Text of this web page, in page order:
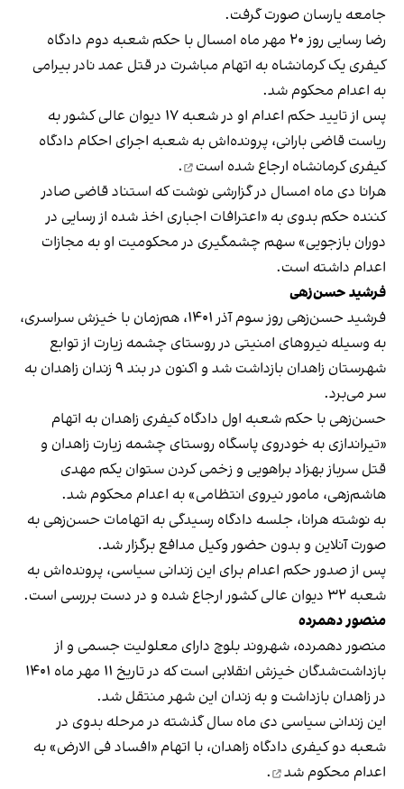
جامعه یارسان صورت گرفت.
رضا رسایی روز ۲۰ مهر ماه امسال با حکم شعبه دوم دادگاه
کیفری یک کرمانشاه به اتهام مباشرت در قتل عمد نادر بیرامی
به اعدام محکوم شد.
پس از تایید حکم اعدام او در شعبه ۱۷ دیوان عالی کشور به
ریاست قاضی بارانی، پرونده‌اش به شعبه اجرای احکام دادگاه
کیفری کرمانشاه ارجاع شده است
.
هرانا دی‌ ماه امسال در گزارشی نوشتکه استناد قاضی صادر
کننده حکم بدوی به «اعترافات اجباری اخذ شده از رسایی در
دوران بازجویی» سهم چشمگیری در محکومیت او به مجازات
اعدام داشته است.
فرشید حسن‌زهی
فرشید حسن‌زهی روز سوم آذر ۱۴۰۱، هم‌زمان با خیزش سراسری،
به وسیله نیروهای امنیتی در روستای چشمه زیارت از توابع
شهرستان زاهدان بازداشت شد و اکنون در بند ۹ زندان زاهدان به
سر می‌برد.
حسن‌زهی با حکم شعبه اول دادگاه کیفری زاهدان به اتهام
«تیراندازی به خودروی پاسگاه روستای چشمه زیارت زاهدان و
قتل سرباز بهزاد براهویی و زخمی کردن ستوان یکم مهدی
هاشم‌زهی، مامور نیروی انتظامی» به اعدام محکوم شد.
به نوشته هرانا، جلسه دادگاه رسیدگی به اتهامات حسن‌زهی به
صورت آنلاین و بدون حضور وکیل مدافع برگزار شد.
پس از صدور حکم اعدام برای این زندانی سیاسی، پرونده‌اش به
شعبه ۳۲ دیوان عالی کشور ارجاع شده و در دست بررسی است.
منصور دهمرده
منصور دهمرده، شهروند بلوچ دارای معلولیت جسمی و از
بازداشت‌شدگان خیزش انقلابی است که در تاریخ ۱۱ مهر ماه ۱۴۰۱
در زاهدان بازداشت و به زندان این شهر منتقل شد.
این زندانی سیاسی دی‌ ماه سال گذشته در مرحله بدوی در
شعبه دو کیفری دادگاه زاهدان، با اتهام «افساد فی‌ الارض» به
اعدام محکوم شد
.